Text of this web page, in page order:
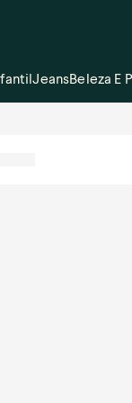
JeansBeleza E